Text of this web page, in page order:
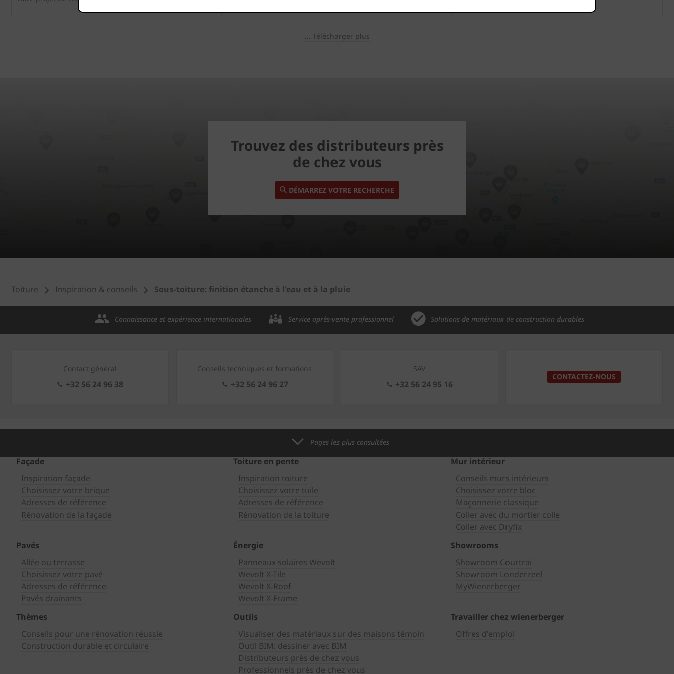
... Télécharger plus
Trouvez des distributeurs près
de chez vous
DÉMARREZ VOTRE RECHERCHE
Toiture Inspiration & conseils Sous-toiture: finition étanche à l'eau et à la pluie
Connaissance et expérience internationales Service après-vente professionnel Solutions de matériaux de construction durables
Contact général
+32 56 24 96 38
Conseils techniques et formations
+32 56 24 96 27
SAV
+32 56 24 95 16
CONTACTEZ-NOUS
Pages les plus consultées
Façade
Inspiration façade
Choisissez votre brique
Adresses de référence
Rénovation de la façade
Toiture en pente
Inspiration toiture
Choisissez votre tuile
Adresses de référence
Rénovation de la toiture
Mur intérieur
Conseils murs intérieurs
Choisissez votre bloc
Maçonnerie classique
Coller avec du mortier colle
Coller avec Dryfix
Pavés
Allée ou terrasse
Choisissez votre pavé
Adresses de référence
Pavés drainants
Énergie
Panneaux solaires Wevolt
Wevolt X-Tile
Wevolt X-Roof
Wevolt X-Frame
Showrooms
Showroom Courtrai
Showroom Londerzeel
MyWienerberger
Thèmes
Conseils pour une rénovation réussie
Construction durable et circulaire
Outils
Visualiser des matériaux sur des maisons témoin
Outil BIM: dessiner avec BIM
Distributeurs près de chez vous
Professionnels près de chez vous
Travailler chez wienerberger
Offres d'emploi